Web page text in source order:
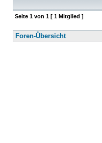
Seite 1 von 1 [ 1 Mitglied ]
Foren-Übersicht